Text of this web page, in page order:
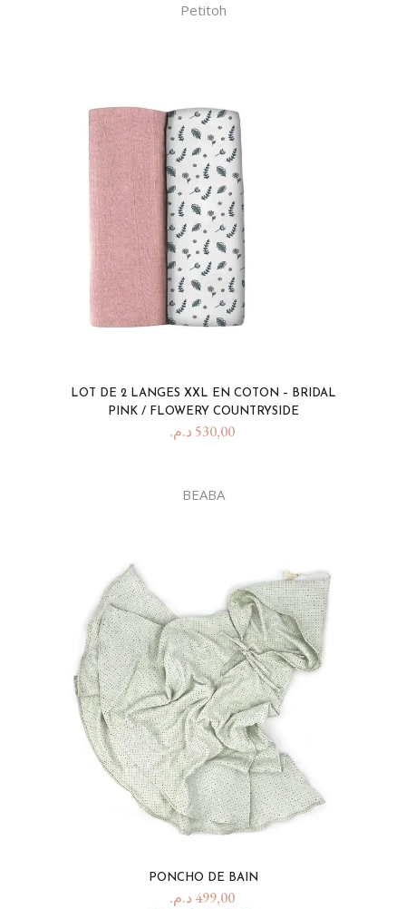
Petitoh
LOT DE 2 LANGES XXL EN COTON – BRIDAL
PINK / FLOWERY COUNTRYSIDE
530,00 د.م.
BEABA
PONCHO DE BAIN
499,00 د.م.